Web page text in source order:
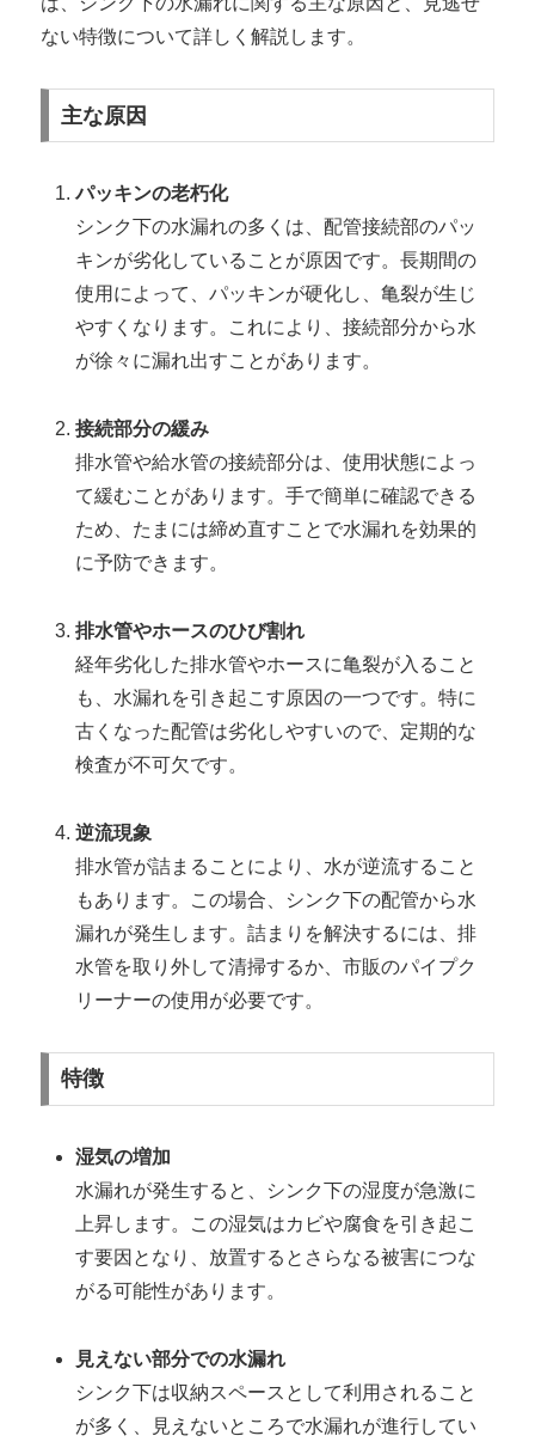
ない特徴について詳しく解説します。
主な原因
パッキンの老朽化
シンク下の水漏れの多くは、配管接続部のパッ
キンが劣化していることが原因です。長期間の
使用によって、パッキンが硬化し、亀裂が生じ
やすくなります。これにより、接続部分から水
が徐々に漏れ出すことがあります。
接続部分の緩み
排水管や給水管の接続部分は、使用状態によっ
て緩むことがあります。手で簡単に確認できる
ため、たまには締め直すことで水漏れを効果的
に予防できます。
排水管やホースのひび割れ
経年劣化した排水管やホースに亀裂が入ること
も、水漏れを引き起こす原因の一つです。特に
古くなった配管は劣化しやすいので、定期的な
検査が不可欠です。
逆流現象
排水管が詰まることにより、水が逆流すること
もあります。この場合、シンク下の配管から水
漏れが発生します。詰まりを解決するには、排
水管を取り外して清掃するか、市販のパイプク
リーナーの使用が必要です。
特徴
湿気の増加
水漏れが発生すると、シンク下の湿度が急激に
上昇します。この湿気はカビや腐食を引き起こ
す要因となり、放置するとさらなる被害につな
がる可能性があります。
見えない部分での水漏れ
シンク下は収納スペースとして利用されること
が多く、見えないところで水漏れが進行してい